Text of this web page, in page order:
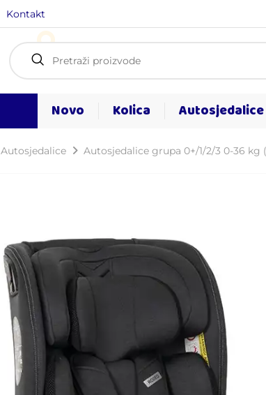
Kontakt
Novo Kolica Autosjedalice
Autosjedalice Autosjedalice grupa 0+/1/2/3 0-36 kg